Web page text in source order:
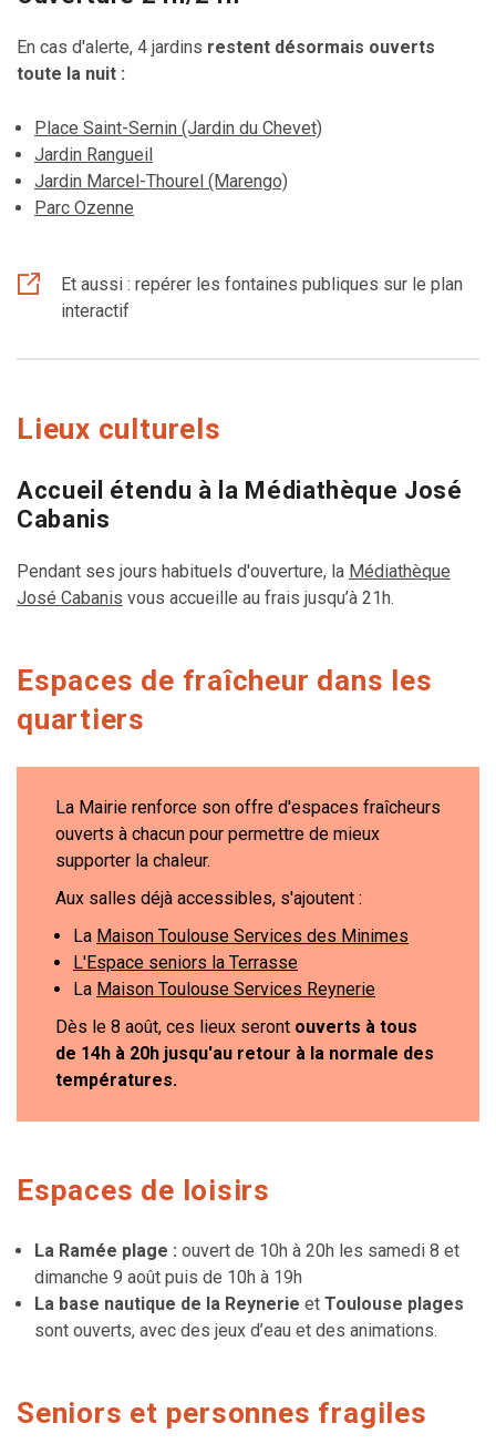
En cas d'alerte, 4 jardins restent désormais ouverts
toute la nuit :
Place Saint-Sernin (Jardin du Chevet)
Jardin Rangueil
Jardin Marcel-Thourel (Marengo)
Parc Ozenne
Et aussi : repérer les fontaines publiques sur le plan
interactif
Lieux culturels
Accueil étendu à la Médiathèque José
Cabanis
Pendant ses jours habituels d'ouverture, la Médiathèque
José Cabanis vous accueille au frais jusqu’à 21h.
Espaces de fraîcheur dans les
quartiers
La Mairie renforce son offre d'espaces fraîcheurs
ouverts à chacun pour permettre de mieux
supporter la chaleur.
Aux salles déjà accessibles, s'ajoutent :
La Maison Toulouse Services des Minimes
L'Espace seniors la Terrasse
La Maison Toulouse Services Reynerie
Dès le 8 août, ces lieux seront ouverts à tous
de 14h à 20h jusqu'au retour à la normale des
températures.
Espaces de loisirs
La Ramée plage : ouvert de 10h à 20h les samedi 8 et
dimanche 9 août puis de 10h à 19h
La base nautique de la Reynerie et Toulouse plages
sont ouverts, avec des jeux d’eau et des animations.
Seniors et personnes fragiles